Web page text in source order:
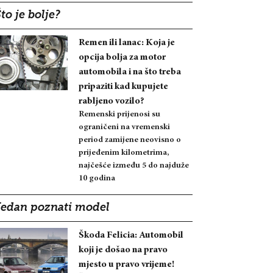
je bolje?
Remen ili lanac: Koja je
opcija bolja za motor
automobila i na što treba
pripaziti kad kupujete
rabljeno vozilo?
Remenski prijenosi su
ograničeni na vremenski
period zamijene neovisno o
prijeđenim kilometrima,
najčešće između 5 do najduže
10 godina
poznati model
Škoda Felicia: Automobil
koji je došao na pravo
mjesto u pravo vrijeme!